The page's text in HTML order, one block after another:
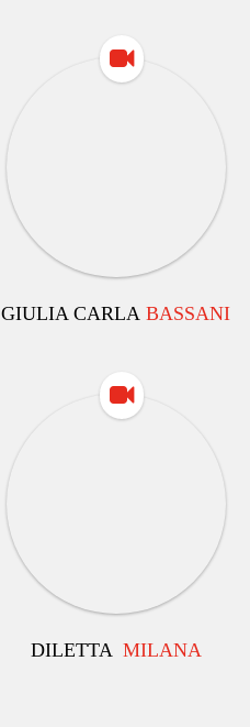
GIULIA CARLA BASSANI
DILETTA MILANA